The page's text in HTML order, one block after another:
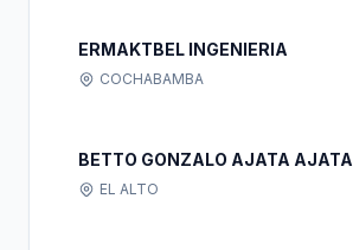
ERMAKTBEL INGENIERIA
COCHABAMBA
BETTO GONZALO AJATA AJATA
EL ALTO